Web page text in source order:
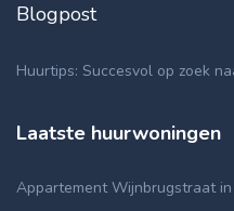
Blogpost
Huurtips: Succesvol op zoek
Laatste huurwoningen
Appartement Wijnbrugstraat